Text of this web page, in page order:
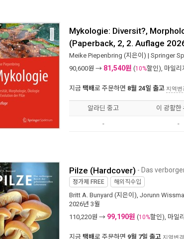
Mykologie: Diversit?,
(Paperback, 2, 2. Auflage
Meike Piepenbring (지은이) | Springer
90,600원 → 81,540원 (10%할인), 마일리
지금 택배로 주문하면 8월 24일 출고 지역변
알라딘 중고 이 광활한
- -
Pilze (Hardcover) - Das
정가제 FREE 해외직수입
Britt A. Bunyard (지은이), Jorunn
2026년 3월
110,220원 → 99,190원 (10%할인), 마일
지금 택배로 주문하면 9월 7일 출고 지역변경